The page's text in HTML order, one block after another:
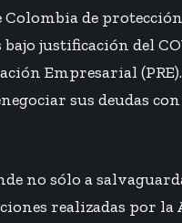
de
justificación del
Empresarial
sus deudas
no sólo a
realizadas por